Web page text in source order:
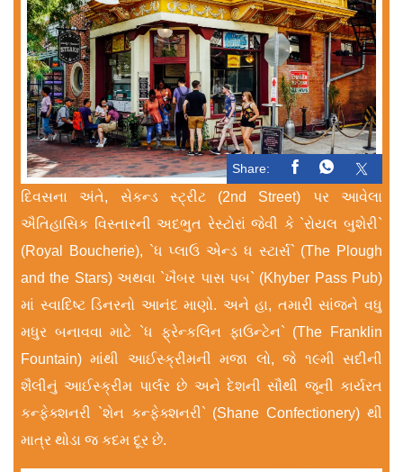
Share:
દિવસના અંતે, સેકન્ડ સ્ટ્રીટ (2nd Street) પર આવેલા
ઐતિહાસિક વિસ્તારની અદભુત રેસ્ટોરાં જેવી કે `રોયલ બુશેરી`
(Royal Boucherie), `ધ પ્લાઉ એન્ડ ધ સ્ટાર્સ` (The Plough
and the Stars) અથવા `ખૈબર પાસ પબ` (Khyber Pass Pub)
માં સ્વાદિષ્ટ ડિનરનો આનંદ માણો. અને હા, તમારી સાંજને વધુ
મધુર બનાવવા માટે `ધ ફ્રેન્કલિન ફાઉન્ટેન` (The Franklin
Fountain) માંથી આઈસ્ક્રીમની મજા લો, જે ૧૯મી સદીની
શૈલીનું આઈસ્ક્રીમ પાર્લર છે અને દેશની સૌથી જૂની કાર્યરત
કન્ફેક્શનરી `શેન કન્ફેક્શનરી` (Shane Confectionery) થી
માત્ર થોડા જ કદમ દૂર છે.